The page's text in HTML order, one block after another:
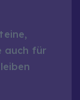
auch für